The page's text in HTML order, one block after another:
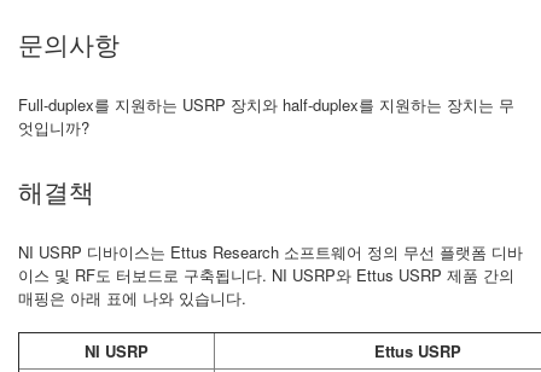
문의사항
Full-duplex를 지원하는 USRP 장치와 half-duplex를 지원하는 장치는 무
엇입니까?
해결책
NI USRP 디바이스는 Ettus Research 소프트웨어 정의 무선 플랫폼 디바
이스 및 RF도 터보드로 구축됩니다. NI USRP와 Ettus USRP 제품 간의
매핑은 아래 표에 나와 있습니다.
NI USRP
Ettus USRP